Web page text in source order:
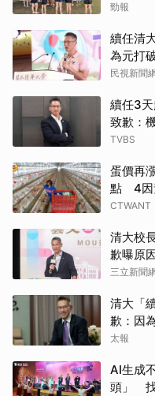
勁報
續任清
為元打
民視新聞
續任3
致歉：
TVBS
蛋價再
點 4因
CTWANT
清大校
歉曝原
三立新聞
清大「
歉：因
太報
AI生成
頭」